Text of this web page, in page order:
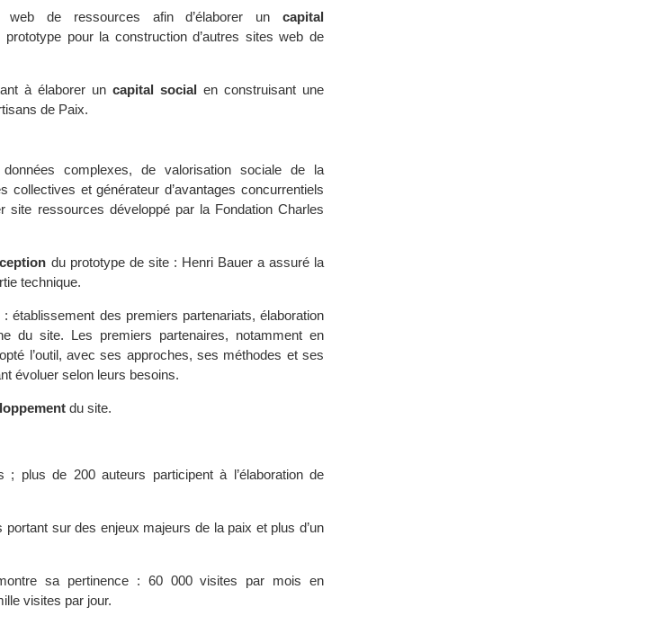
de ressources afin d’élaborer un capital
pour la construction d’autres sites web de
à élaborer un capital social en construisant une
de Paix.
complexes, de valorisation sociale de la
collectives et générateur d’avantages concurrentiels
site ressources développé par la Fondation Charles
du prototype de site : Henri Bauer a assuré la
technique.
: établissement des premiers partenariats, élaboration
du site. Les premiers partenaires, notamment en
l’outil, avec ses approches, ses méthodes et ses
évoluer selon leurs besoins.
du site.
; plus de 200 auteurs participent à l’élaboration de
sur des enjeux majeurs de la paix et plus d’un
sa pertinence : 60 000 visites par mois en
visites par jour.